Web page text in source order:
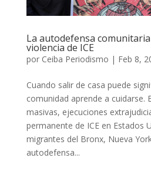
La autodefensa
violencia de ICE
por Ceiba Periodismo | Feb 8,
Cuando salir de casa puede
comunidad aprende a cuidarse.
masivas, ejecuciones
permanente de ICE en Estados
migrantes del Bronx, Nueva
autodefensa...